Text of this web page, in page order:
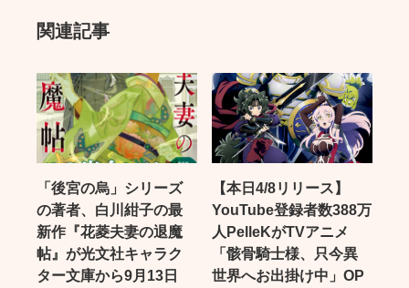
関連記事
「後宮の烏」シリーズ
の著者、白川紺子の最
新作『花菱夫妻の退魔
帖』が光文社キャラク
ター文庫から9月13日
【本日4/8リリース】
YouTube登録者数388万
人PelleKがTVアニメ
「骸骨騎士様、只今異
世界へお出掛け中」OP